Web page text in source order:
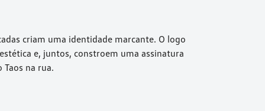
criam uma identidade marcante. O logo
e, juntos, constroem uma assinatura
na rua.